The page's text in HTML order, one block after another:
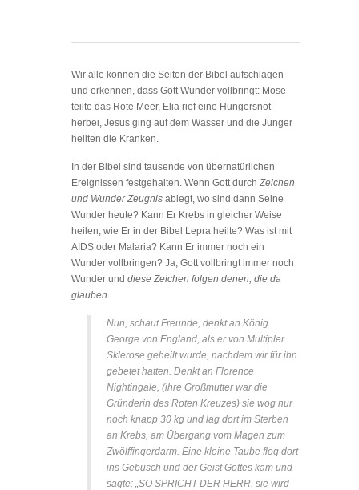
Wir alle können die Seiten der Bibel aufschlagen
und erkennen, dass Gott Wunder vollbringt: Mose
teilte das Rote Meer, Elia rief eine Hungersnot
herbei, Jesus ging auf dem Wasser und die Jünger
heilten die Kranken.
In der Bibel sind tausende von übernatürlichen
Ereignissen festgehalten. Wenn Gott durch Zeichen
und Wunder Zeugnis ablegt, wo sind dann Seine
Wunder heute? Kann Er Krebs in gleicher Weise
heilen, wie Er in der Bibel Lepra heilte? Was ist mit
AIDS oder Malaria? Kann Er immer noch ein
Wunder vollbringen? Ja, Gott vollbringt immer noch
Wunder und diese Zeichen folgen denen, die da
glauben.
Nun, schaut Freunde, denkt an König
George von England, als er von Multipler
Sklerose geheilt wurde, nachdem wir für ihn
gebetet hatten. Denkt an Florence
Nightingale, (ihre Großmutter war die
Gründerin des Roten Kreuzes) sie wog nur
noch knapp 30 kg und lag dort im Sterben
an Krebs, am Übergang vom Magen zum
Zwölffingerdarm. Eine kleine Taube flog dort
ins Gebüsch und der Geist Gottes kam und
sagte: „SO SPRICHT DER HERR, sie wird